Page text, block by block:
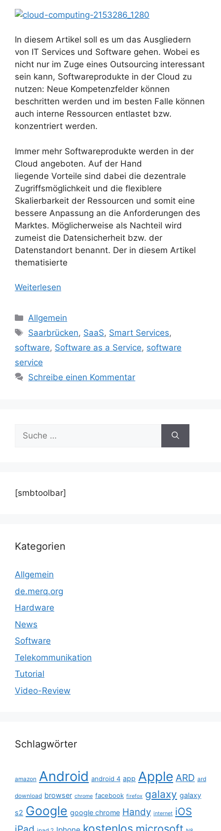
In diesem Artikel soll es um das Ausgliedern
von IT Services und Software gehen. Wobei es
nicht nur im Zuge eines Outsourcing interessant
sein kann, Softwareprodukte in der Cloud zu
nutzen: Neue Kompetenzfelder können
beschritten werden und im besten Falle können
auch interne Ressourcen entlastet bzw.
konzentriert werden.
Immer mehr Softwareprodukte werden in der
Cloud angeboten. Auf der Hand
liegende Vorteile sind dabei die dezentrale
Zugriffsmöglichkeit und die flexiblere
Skalierbarkeit der Ressourcen und somit eine
bessere Anpassung an die Anforderungen des
Marktes. Möglicherweise als Nachteil wird
zumeist die Datensicherheit bzw. der
Datenstandort benannt. Der in diesem Artikel
thematisierte
Weiterlesen
Kategorien
Allgemein
Schlagwörter
Saarbrücken, SaaS, Smart Services,
software, Software as a Service, software
service
Schreibe einen Kommentar
Suche
nach:
[smbtoolbar]
Kategorien
Allgemein
de.merq.org
Hardware
News
Software
Telekommunikation
Tutorial
Video-Review
Schlagwörter
amazon Android android 4 app Apple ARD ard
download browser chrome facebook firefox galaxy galaxy
s2 Google google chrome Handy internet iOS
kostenlos microsoft